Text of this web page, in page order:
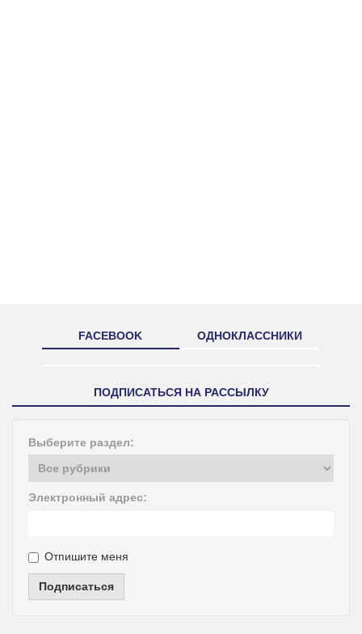
FACEBOOK ОДНОКЛАССНИКИ
ПОДПИСАТЬСЯ НА РАССЫЛКУ
Выберите раздел:
Электронный адрес:
Отпишите меня
Подписаться